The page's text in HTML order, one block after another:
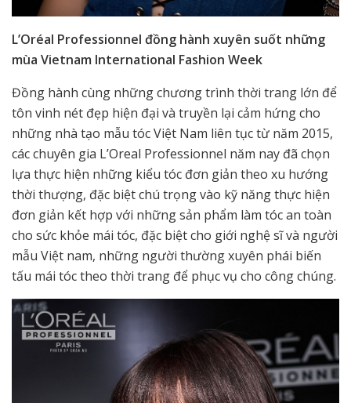
L’Oréal Professionnel đồng hành xuyên suốt những
mùa Vietnam International Fashion Week
Đồng hành cùng những chương trình thời trang lớn để
tôn vinh nét đẹp hiện đại và truyền lại cảm hứng cho
những nhà tạo mẫu tóc Việt Nam liên tục từ năm 2015,
các chuyên gia L’Oreal Professionnel năm nay đã chọn
lựa thực hiện những kiểu tóc đơn giản theo xu hướng
thời thượng, đặc biệt chú trọng vào kỹ năng thực hiện
đơn giản kết hợp với những sản phẩm làm tóc an toàn
cho sức khỏe mái tóc, đặc biệt cho giới nghệ sĩ và người
mẫu Việt nam, những người thường xuyên phái biến
tấu mái tóc theo thời trang để phục vụ cho công chúng.